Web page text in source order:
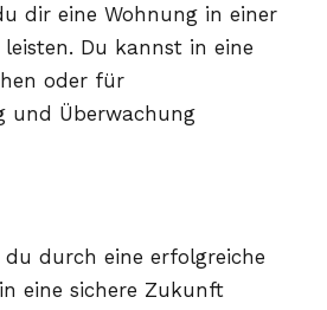
dir eine Wohnung in einer
leisten. Du kannst in eine
oder für
und Überwachung
durch eine erfolgreiche
eine sichere Zukunft